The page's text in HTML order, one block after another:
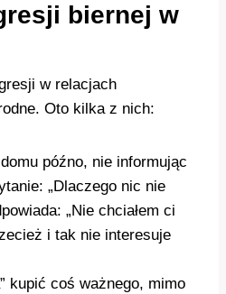
biernej w
w relacjach
Oto kilka z nich:
późno, nie informując
„Dlaczego nic nie
„Nie chciałem ci
i tak nie interesuje
kupić coś ważnego, mimo